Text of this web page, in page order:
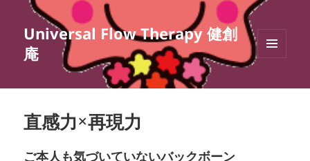
Universal Flow Therapy 健創
庵
ィジェ
直感力×再現力
ご本人も気づいていないバックボーン